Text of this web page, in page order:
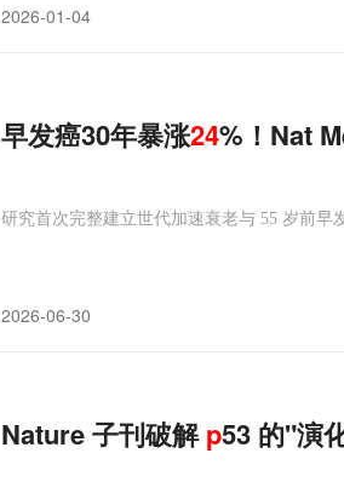
2026-01-04
早发癌30年暴涨24%！Nat
研究首次完整建立世代加速衰老与 55 岁前早
2026-06-30
Nature 子刊破解p53 的"演